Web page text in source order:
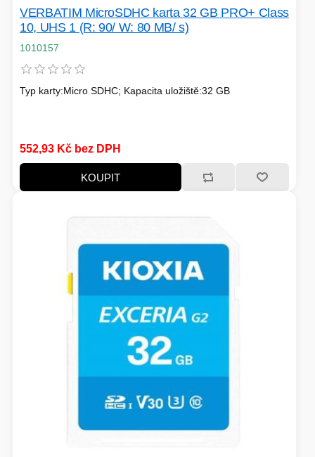
VERBATIM MicroSDHC karta 32 GB PRO+ Class
10, UHS 1 (R: 90/ W: 80 MB/ s)
1010157
Typ karty:Micro SDHC; Kapacita uložiště:32 GB
552,93 Kč bez DPH
KOUPIT